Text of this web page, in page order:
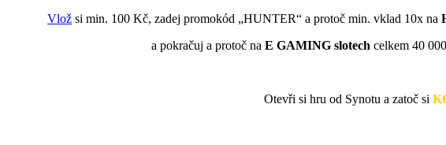
Vlož si min. 100 Kč, zadej promokód „HUNTER“ a protoč min. vklad 10x na
a pokračuj a protoč na E GAMING slotech celkem 40
Otevři si hru od Synotu a zatoč si